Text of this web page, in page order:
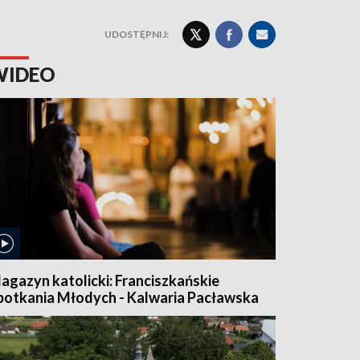
UDOSTĘPNIJ:
katolicki: Franciszkańskie
Młodych - Kalwaria Pacławska